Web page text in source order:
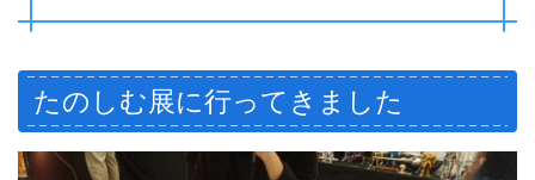
たのしむ展に行ってきました